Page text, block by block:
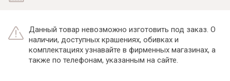
Данный товар невозможно изготовить под заказ. О
наличии, доступных крашениях, обивках и
комплектациях узнавайте в фирменных магазинах, а
также по телефонам, указанным на сайте.